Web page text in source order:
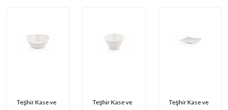
Teşhir Kase ve
Teşhir Kase ve
Teşhir Kase ve